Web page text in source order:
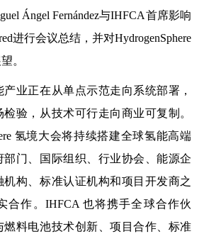
Ángel Fernández与IHFCA首席影响
进行会议总结，并对HydrogenSphere
。
正在从单点示范走向系统部署，
验，从技术可行走向商业可复制。
氢境大会将持续搭建全球氢能高端
门、国际组织、行业协会、能源企
机构、标准认证机构和项目开发商之
合作。IHFCA 也将携手全球合作伙
燃料电池技术创新、项目合作、标准